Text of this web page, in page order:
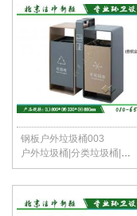
钢板户外垃圾桶003
户外垃圾桶|分类垃圾桶|钢板垃圾桶|公园垃圾桶|北京垃圾桶|厂家直销